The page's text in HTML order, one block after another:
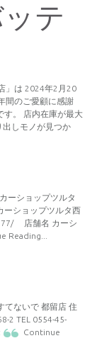
テ
」は 2024年2月20
間のご愛顧に感謝
す。 店内在庫が最大
出しモノが見つか
ーショップツルタ
ショップツルタ西
店舗名 カーシ
Reading
ないで 都留店 住
2 TEL 0554-45-
Continue